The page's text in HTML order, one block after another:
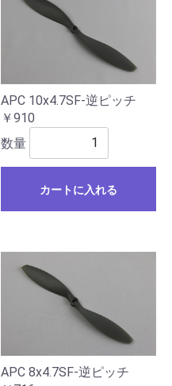
APC 10x4.7SF-逆ピッチ
￥910
数量
カートに入れる
APC 8x4.7SF-逆ピッチ